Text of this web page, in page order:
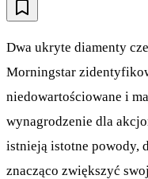
Dwa ukryte diamenty
Morningstar
niedowartościowane i
wynagrodzenie dla
istnieją istotne powody,
znacząco zwiększyć